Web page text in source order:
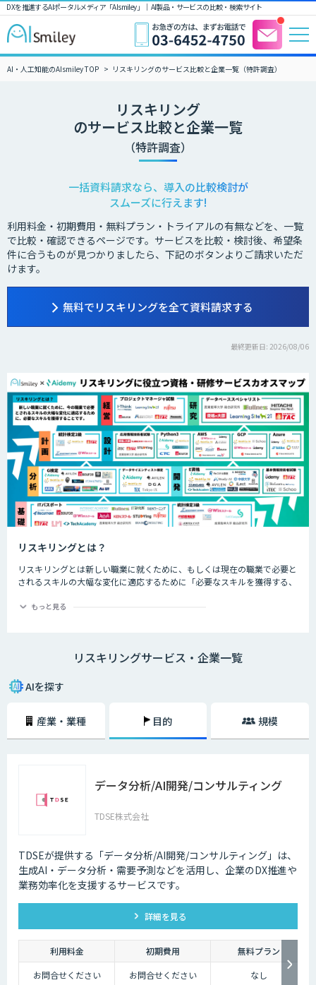
DXを推進するAIポータルメディア「AIsmiley」｜ AI製品・サービスの比較・検索サイト
AI・人工知能のAIsmiley TOP リスキリングのサービス比較と企業一覧（特許調査）
リスキリング
のサービス比較と企業一覧
（特許調査）
一括資料請求なら、導入の比較検討が
スムーズに行えます!
利用料金・初期費用・無料プラン・トライアルの有無などを、一覧
で比較・確認できるページです。サービスを比較・検討後、希望条
件に合うものが見つかりましたら、下記のボタンよりご請求いただ
けます。
無料でリスキリングを全て資料請求する
最終更新日: 2026/08/06
リスキリングとは？
リスキリングとは新しい職業に就くために、もしくは現在の職業で必要と
されるスキルの大幅な変化に適応するために「必要なスキルを獲得する、
ど、仕事の進め方が大幅に変わるであろう職業につくためのスキル習得や
発を示す概念として提唱したことから、注目されるようになりました。
リスキリングが必要な理由は、デジタル技術によって「新しい職業が誕生
する（今の職業が衰退する）」「業務のやり方が大きく変わる」という課
すでに日本企業の一部は、全社員にDX基礎教育を実施、文系社員を対象
にAI研修を実施などの施策を実施しています。リスキリングによって、デ
ジタル技術の力を使いながら価値を創造するスキルやマインドが再開発さ
デジタルリテラシー協議会のプロジェクト「Di-Lite」では、「デジタルを
使う人材」の全員が持つべきスキルを提案しています。こちらは「ITパス
ポート試験」「G 検定」「データサイエンティスト検定（DS検定）」の取
得を推奨するなど、かなり具体的な内容になっています。スキル開発、再
もっと見る
リスキリングサービス・企業一覧
AIを探す
産業・業種 目的 規模
データ分析/AI開発/コンサルティング
TDSE株式会社
TDSEが提供する「データ分析/AI開発/コンサルティング」は、
生成AI・データ分析・需要予測などを活用し、企業のDX推進や
業務効率化を支援するサービスです。
詳細を見る
利用料金 初期費用
無料プラン
お問合せください
お問合せください なし